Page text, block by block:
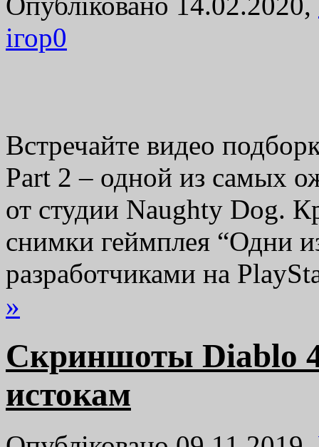
ігор0
Встречайте видео
Part 2 – одной из самых
от студии Naughty Dog.
снимки геймплея “Одни
разработчиками на
»
Скриншоты Diablo
истокам